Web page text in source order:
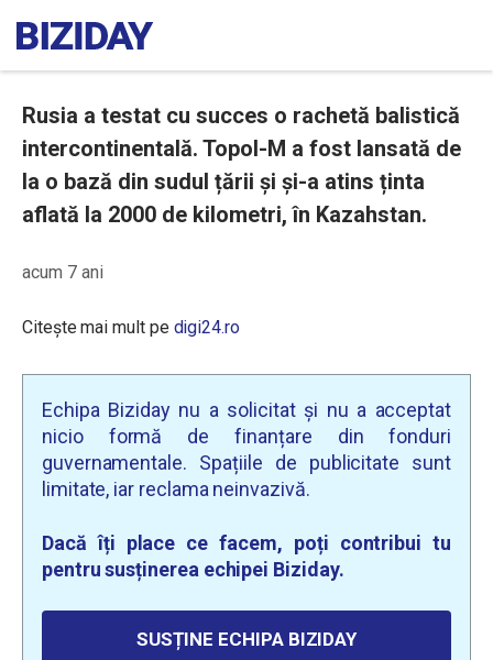
Rusia a testat cu succes o rachetă balistică
intercontinentală. Topol-M a fost lansată de
la o bază din sudul țării și și-a atins ținta
aflată la 2000 de kilometri, în Kazahstan.
acum 7 ani
Citește mai mult pe digi24.ro
Echipa Biziday nu a solicitat și nu a acceptat
nicio formă de finanțare din fonduri
guvernamentale. Spațiile de publicitate sunt
limitate, iar reclama neinvazivă.
Dacă îți place ce facem, poți contribui tu
pentru susținerea echipei Biziday.
SUSȚINE ECHIPA BIZIDAY